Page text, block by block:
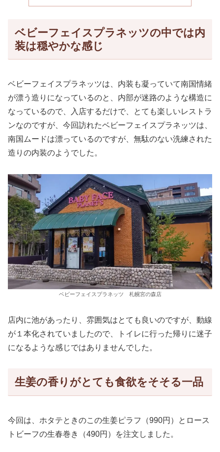
ベビーフェイスプラネッツの中では内
装は穏やかな感じ
ベビーフェイスプラネッツは、内装も凝っていて南国情緒
が漂う造りになっているのと、内部が迷路のような構造に
なっているので、入店するだけで、とても楽しいレストラ
ンなのですが、今回訪れたベビーフェイスプラネッツは、
南国ムードは漂っているのですが、無駄のない洗練された
造りの内装のようでした。
ベビーフェイスプラネッツ 札幌宮の森店
店内に池があったり、雰囲気はとても良いのですが、動線
が１本化されていましたので、トイレに行った帰りに迷子
になるような感じではありませんでした。
生姜の香りがとても食欲をそそる一品
今回は、ホタテときのこの生姜ピラフ（990円）とロース
トビーフの生春巻き（490円）を注文しました。